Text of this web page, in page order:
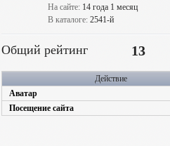
На сайте: 14 года 1 месяц
В каталоге: 2541-й
Общий рейтинг 13
Действие
Аватар
Посещение сайта